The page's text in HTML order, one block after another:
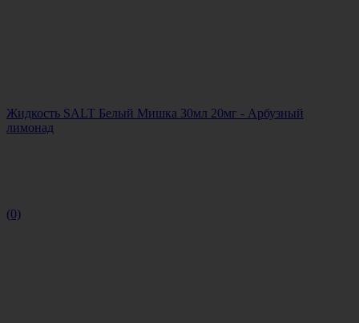
Жидкость SALT Белый Мишка 30мл 20мг - Арбузный
лимонад
(0)